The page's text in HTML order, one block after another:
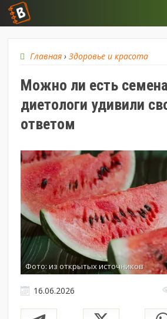
Главная ›Здоровье и красота
Можно ли есть
диетологи удивили
ответом
Фото: из открытых источников
16.06.2026